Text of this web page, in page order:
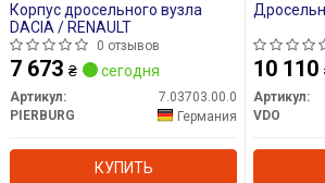
Корпус дросельного вузла
DACIA / RENAULT
0 отзывов
7 673 ₴ сегодня
Артикул:
7.03703.00.0
PIERBURG
Германия
КУПИТЬ
10 110
Артикул:
VDO